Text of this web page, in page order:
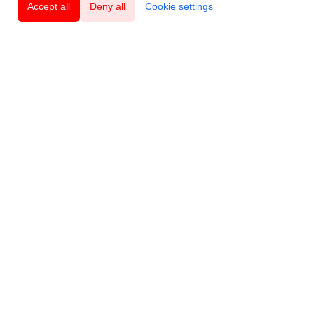
Accept all Deny all Cookie settings